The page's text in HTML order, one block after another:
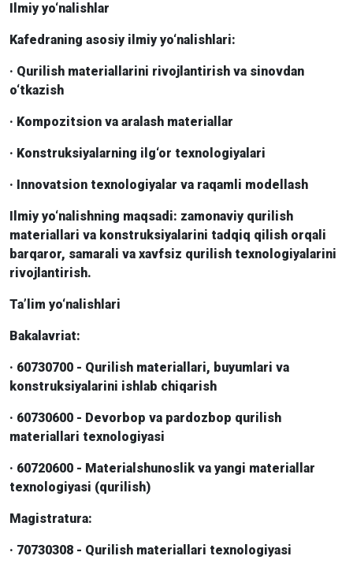
Ilmiy yo‘nalishlar
Kafedraning asosiy ilmiy yo‘nalishlari:
· Qurilish materiallarini rivojlantirish va sinovdan
o‘tkazish
· Kompozitsion va aralash materiallar
· Konstruksiyalarning ilg‘or texnologiyalari
· Innovatsion texnologiyalar va raqamli modellash
Ilmiy yo‘nalishning maqsadi: zamonaviy qurilish
materiallari va konstruksiyalarini tadqiq qilish orqali
barqaror, samarali va xavfsiz qurilish texnologiyalarini
rivojlantirish.
Ta’lim yo‘nalishlari
Bakalavriat:
· 60730700 - Qurilish materiallari, buyumlari va
konstruksiyalarini ishlab chiqarish
· 60730600 - Devorbop va pardozbop qurilish
materiallari texnologiyasi
· 60720600 - Materialshunoslik va yangi materiallar
texnologiyasi (qurilish)
Magistratura:
· 70730308 - Qurilish materiallari texnologiyasi